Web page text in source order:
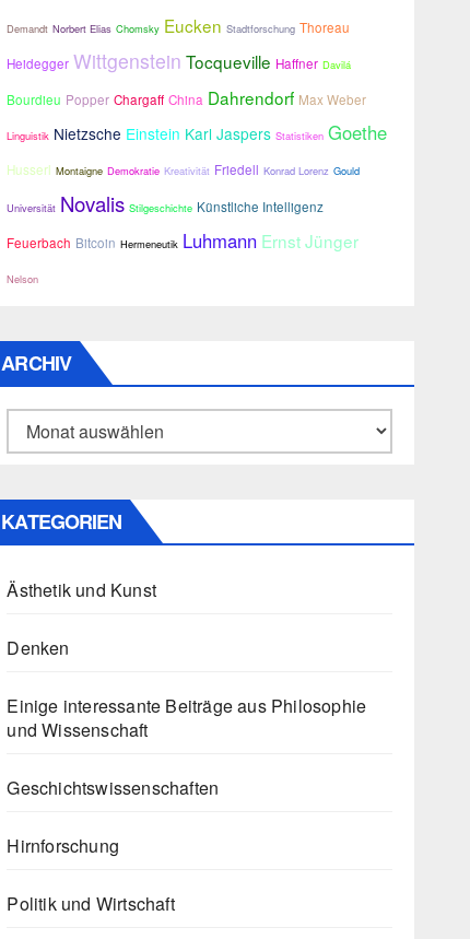
Demandt Norbert Elias Chomsky Eucken Stadtforschung Thoreau
Heidegger Wittgenstein Tocqueville Haffner Davilá
Bourdieu Popper Chargaff China Dahrendorf Max Weber
Linguistik Nietzsche Einstein Karl Jaspers Statistiken Goethe
Husserl Montaigne Demokratie Kreativität Friedell Konrad Lorenz Gould
Universität Novalis Stilgeschichte Künstliche Intelligenz
Feuerbach Bitcoin Hermeneutik Luhmann Ernst Jünger
Nelson
ARCHIV
Archiv
KATEGORIEN
Ästhetik und Kunst
Denken
Einige interessante Beiträge aus Philosophie
und Wissenschaft
Geschichtswissenschaften
Hirnforschung
Politik und Wirtschaft